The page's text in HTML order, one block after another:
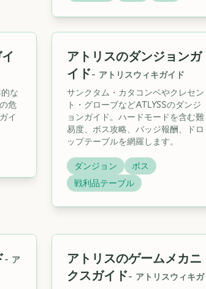
な
危
イ
アトリスのダンジョンガ
イド- アトリスウィキガイド
サンクタム・カタコンベやクレセン
ト・グローブなどATLYSSのダンジ
ョンガイド。ハードモードを含む難
易度、ボス攻略、バッジ報酬、ドロ
ップテーブルを網羅します。
ダンジョン
ボス
戦利品テーブル
- ア
アトリスのゲームメカニ
クスガイド- アトリスウィキガ